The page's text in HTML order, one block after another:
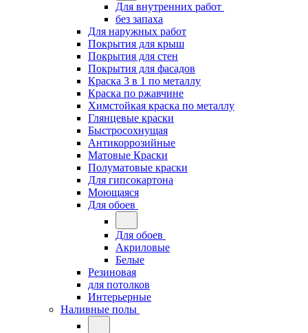
Для внутренних работ
без запаха
Для наружных работ
Покрытия для крыш
Покрытия для стен
Покрытия для фасадов
Краска 3 в 1 по металлу
Краска по ржавчине
Химстойкая краска по металлу
Глянцевые краски
Быстросохнущая
Антикоррозийные
Матовые Краски
Полуматовые краски
Для гипсокартона
Моющаяся
Для обоев
Для обоев
Акриловые
Белые
Резиновая
для потолков
Интерьерные
Наливные полы